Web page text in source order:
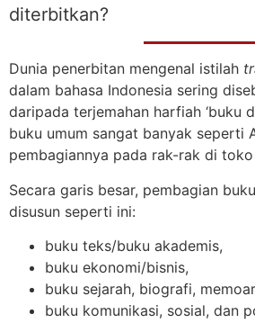
diterbitkan?
Dunia penerbitan mengenal istilah
dalam bahasa Indonesia sering
daripada terjemahan harfiah ‘buku
buku umum sangat banyak seperti
pembagiannya pada rak-rak di
Secara garis besar, pembagian
disusun seperti ini:
buku teks/buku akademis,
buku ekonomi/bisnis,
buku sejarah, biografi,
buku komunikasi, sosial, dan